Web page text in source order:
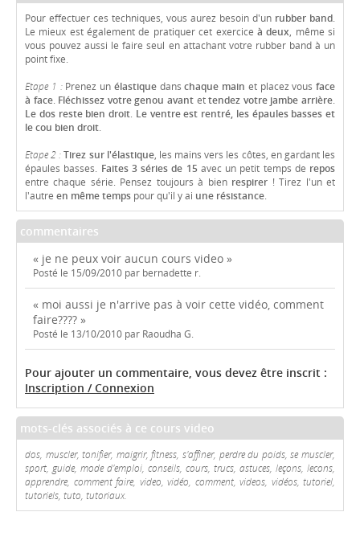
Pour effectuer ces techniques, vous aurez besoin d'un rubber band.
Le mieux est également de pratiquer cet exercice à deux, même si
vous pouvez aussi le faire seul en attachant votre rubber band à un
point fixe.
Etape 1 :Prenez un élastiquedanschaque main et placez vous face
à face. Fléchissez votre genou avant ettendez votre jambe arrière.
Le dos reste bien droit. Le ventre est rentré, les épaules basses et
le cou bien droit.
Etape 2 : Tirez sur l'élastique, les mains vers les côtes, en gardant les
épaules basses. Faites 3 séries de 15avec un petit temps de repos
entre chaque série. Pensez toujours à bien respirer ! Tirez l'un et
l'autre en même temps pour qu'il y ai une résistance.
commentaires
« je ne peux voir aucun cours video »
Posté le 15/09/2010 par bernadette r.
« moi aussi je n'arrive pas à voir cette vidéo, comment
faire???? »
Posté le 13/10/2010 par Raoudha G.
Pour ajouter un commentaire, vous devez être inscrit :
Inscription / Connexion
mots-clés associés à ce cours video
dos, muscler, tonifier, maigrir, fitness, s'affiner, perdre du poids, se muscler,
sport, guide, mode d'emploi, conseils, cours, trucs, astuces, leçons, lecons,
apprendre, comment faire, video, vidéo, comment, videos, vidéos, tutoriel,
tutoriels, tuto, tutoriaux.